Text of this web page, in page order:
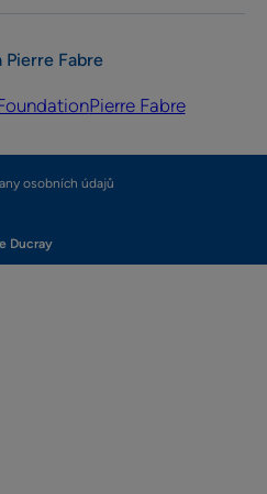
Pierre Fabre
Pierre Fabre
osobních údajů
Ducray